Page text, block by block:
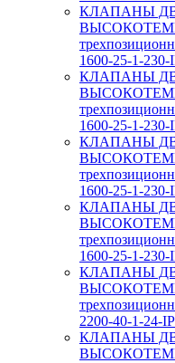
КЛАПАНЫ
1600-25-1-230-
КЛАПАНЫ
1600-25-1-230-
КЛАПАНЫ
1600-25-1-230-
КЛАПАНЫ
1600-25-1-230-
КЛАПАНЫ
2200-40-1-24-
КЛАПАНЫ